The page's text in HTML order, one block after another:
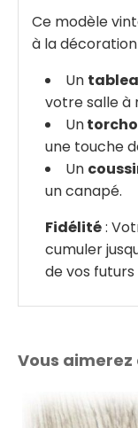
Ce modèle
à la
Un
votre salle à
Un
une touche
Un
un canapé.
Fidélité:
cumuler
de vos
Vous